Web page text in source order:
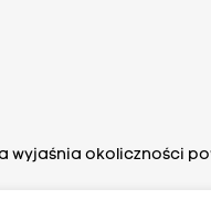
wyjaśnia okoliczności